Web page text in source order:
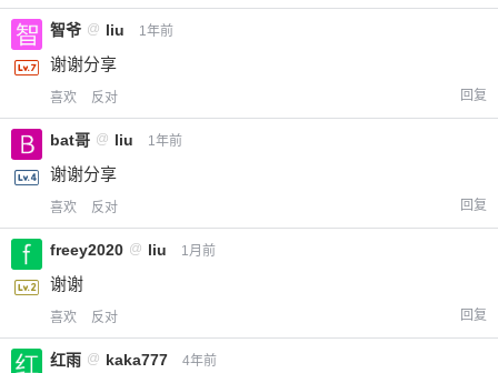
智爷 @ liu 1年前
谢谢分享
喜欢 反对 回复
bat哥 @ liu 1年前
谢谢分享
喜欢 反对 回复
freey2020 @ liu 1月前
谢谢
喜欢 反对 回复
红雨 @ kaka777 4年前